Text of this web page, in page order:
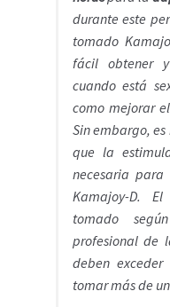
durante este
tomado
fácil obtener
cuando está
como mejorar
Sin embargo,
que la
necesaria
Kamajoy-D.
tomado
profesional de
deben
tomar más de